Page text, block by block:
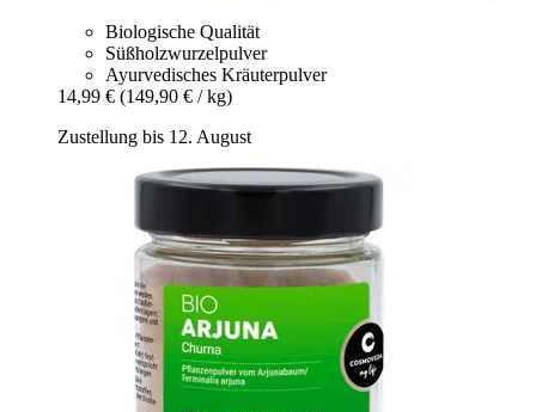
Biologische Qualität
Süßholzwurzelpulver
Ayurvedisches Kräuterpulver
14,99 € (149,90 € / kg)
Zustellung bis 12. August